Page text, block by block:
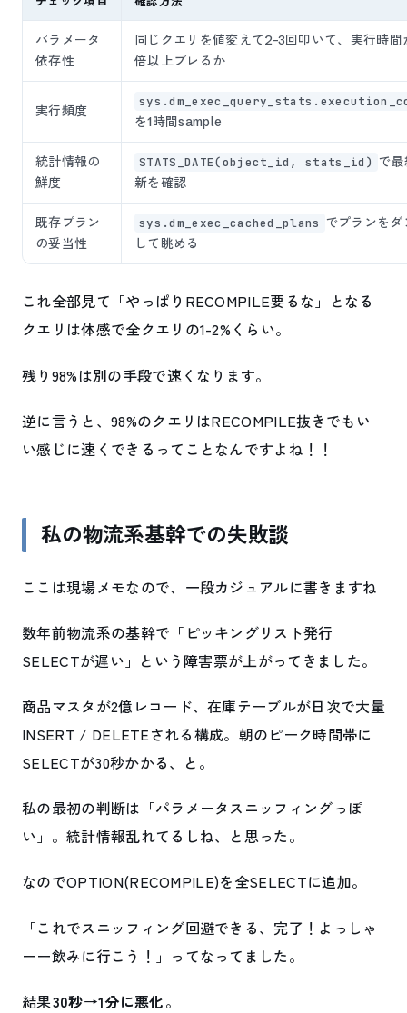
パラメータ
依存性
同じクエリを値変えて2-3回叩いて、実行時間
倍以上ブレるか
実行頻度
を1時間sample
統計情報の
鮮度
STATS_DATE(object_id, stats_id) で
新を確認
既存プラン
の妥当性
sys.dm_exec_cached_plans でプランをダ
して眺める
これ全部見て「やっぱりRECOMPILE要るな」となる
クエリは体感で全クエリの1-2%くらい。
残り98%は別の手段で速くなります。
逆に言うと、98%のクエリはRECOMPILE抜きでもい
い感じに速くできるってことなんですよね！！
私の物流系基幹での失敗談
ここは現場メモなので、一段カジュアルに書きますね
数年前物流系の基幹で「ピッキングリスト発行
SELECTが遅い」という障害票が上がってきました。
商品マスタが2億レコード、在庫テーブルが日次で大量
INSERT / DELETEされる構成。朝のピーク時間帯に
SELECTが30秒かかる、と。
私の最初の判断は「パラメータスニッフィングっぽ
い」。統計情報乱れてるしね、と思った。
なのでOPTION(RECOMPILE)を全SELECTに追加。
「これでスニッフィング回避できる、完了！よっしゃ
ーー飲みに行こう！」ってなってました。
結果30秒→1分に悪化。